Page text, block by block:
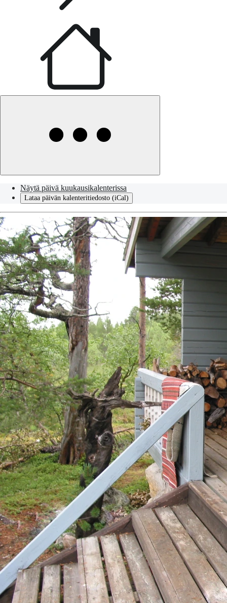
Näytä päivä kuukausikalenterissa
Lataa päivän kalenteritiedosto (iCal)